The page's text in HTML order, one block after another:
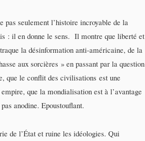
pas seulement l’histoire incroyable de la
: il en donne le sens. Il montre que liberté et
la désinformation anti-américaine, de la
aux sorcières » en passant par la question
que le conflit des civilisations est une
que la mondialisation est à l’avantage
anodine. Epoustouflant.
de l’État et ruine les idéologies. Qui